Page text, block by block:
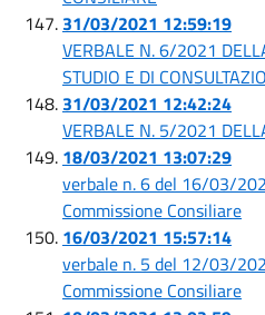
31/03/2021 12:59:19
VERBALE N. 6/2021
STUDIO E DI
31/03/2021 12:42:24
VERBALE N. 5/2021
18/03/2021 13:07:29
verbale n. 6 del 16/03/
Commissione Consiliare
16/03/2021 15:57:14
verbale n. 5 del 12/03/
Commissione Consiliare